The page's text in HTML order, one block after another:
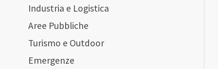
Industria e Logistica
Aree Pubbliche
Turismo e Outdoor
Emergenze